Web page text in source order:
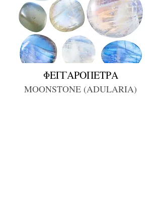
ΦΕΓΓΑΡΟΠΕΤΡΑ
MOONSTONE (ADULARIA)